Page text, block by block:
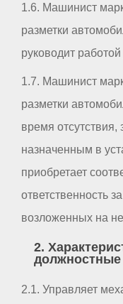
1.6. Машинист
разметки
руководит
1.7. Машинист
разметки
время
назначенным в
приобретает
ответственность
возложенных на
2.
должностные
2.1. Управляет